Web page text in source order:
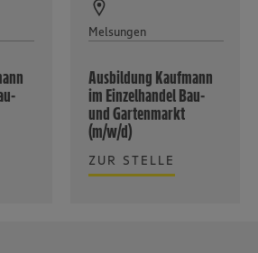
Melsungen
Ausbildung Kaufmann
im Einzelhandel Bau-
und Gartenmarkt
(m/w/d)
ZUR STELLE